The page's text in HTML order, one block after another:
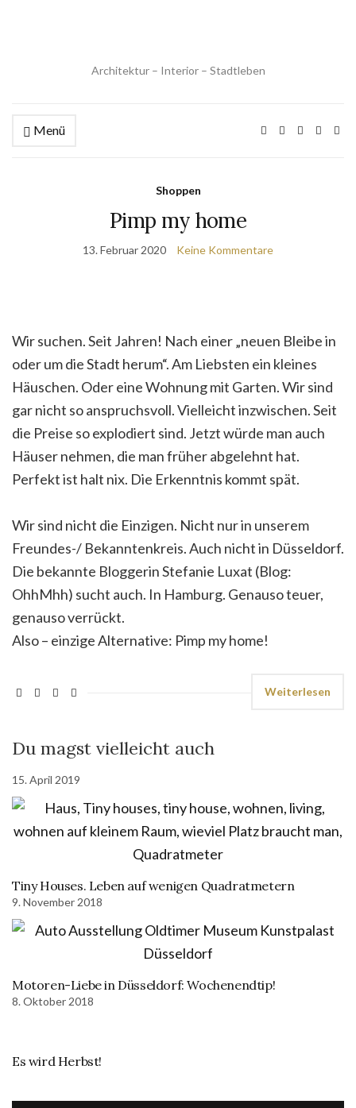
Architektur – Interior – Stadtleben
Menü
Shoppen
Pimp my home
13. Februar 2020 Keine Kommentare
Wir suchen. Seit Jahren! Nach einer „neuen Bleibe in
oder um die Stadt herum“. Am Liebsten ein kleines
Häuschen. Oder eine Wohnung mit Garten. Wir sind
gar nicht so anspruchsvoll. Vielleicht inzwischen. Seit
die Preise so explodiert sind. Jetzt würde man auch
Häuser nehmen, die man früher abgelehnt hat.
Perfekt ist halt nix. Die Erkenntnis kommt spät.
Wir sind nicht die Einzigen. Nicht nur in unserem
Freundes-/ Bekanntenkreis. Auch nicht in Düsseldorf.
Die bekannte Bloggerin Stefanie Luxat (Blog:
OhhMhh) sucht auch. In Hamburg. Genauso teuer,
genauso verrückt.
Also – einzige Alternative: Pimp my home!
Weiterlesen
Du magst vielleicht auch
15. April 2019
Tiny Houses. Leben auf wenigen Quadratmetern
9. November 2018
Motoren-Liebe in Düsseldorf: Wochenendtip!
8. Oktober 2018
Es wird Herbst!